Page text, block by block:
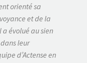
orienté sa
et de la
a évolué au sien
leur
d’Actense en